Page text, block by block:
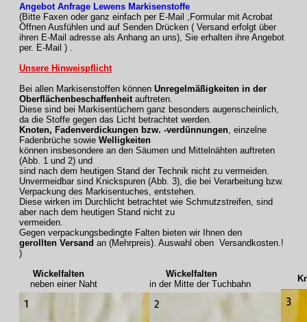
Angebot Anfrage Lewens Markisenstoffe
(Bitte Faxen oder ganz einfach per E-Mail ,Formular mit Acrobat
Öffnen Ausfühlen und auf Senden Drücken ( Versand erfolgt über
ihren E-Mail adresse als Anhang an uns), Sie erhalten ihre Angebot
per. E-Mail ) .
Unsere Hinweispflicht
Bei allen Markisenstoffen können Unregelmäßigkeiten in der
Oberflächenbeschaffenheit auftreten.
Diese sind bei Markisentüchern ganz besonders augenscheinlich,
da die Stoffe gegen das Licht betrachtet werden.
Knoten, Fadenverdickungen bzw. -verdünnungen , einzelne
Fadenbrüche sowie Welligkeiten
können insbesondere an den Säumen und Mittelnähten auftreten
(Abb. 1 und 2) und
sind nach dem heutigen Stand der Technik nicht zu vermeiden.
Unvermeidbar sind Knickspuren (Abb. 3), die bei Verarbeitung bzw.
Verpackung des Markisentuches, entstehen.
Diese wirken im Durchlicht betrachtet wie Schmutzstreifen, sind
aber nach dem heutigen Stand nicht zu
vermeiden.
Gegen verpackungsbedingte Falten bieten wir Ihnen den
gerollten Versand an (Mehrpreis). Auswahl oben Versandkosten.!
)
Wickelfalten
neben einer Naht
Wickelfalten
in der Mitte der Tuchbahn